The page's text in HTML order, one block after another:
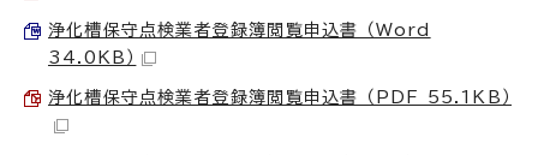
浄化槽保守点検業者登録簿閲覧申込書 （Word
34.0KB）
浄化槽保守点検業者登録簿閲覧申込書 （PDF 55.1KB）